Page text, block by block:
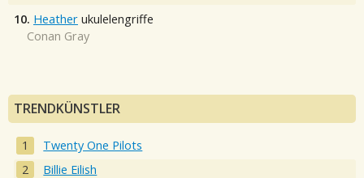
10. Heather ukulelengriffe
Conan Gray
TRENDKÜNSTLER
Twenty One Pilots
Billie Eilish